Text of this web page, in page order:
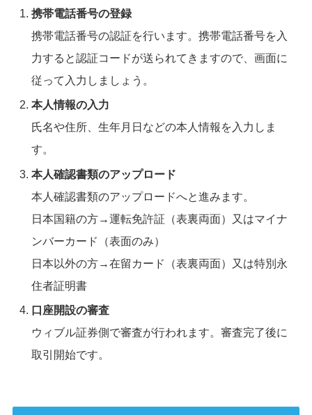
携帯電話番号の登録
携帯電話番号の認証を行います。携帯電話番号を入
力すると認証コードが送られてきますので、画面に
従って入力しましょう。
本人情報の入力
氏名や住所、生年月日などの本人情報を入力しま
す。
本人確認書類のアップロード
本人確認書類のアップロードへと進みます。
日本国籍の方→運転免許証（表裏両面）又はマイナ
ンバーカード（表面のみ）
日本以外の方→在留カード（表裏両面）又は特別永
住者証明書
口座開設の審査
ウィブル証券側で審査が行われます。審査完了後に
取引開始です。